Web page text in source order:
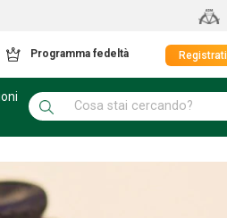
Programma fedeltà Registrati